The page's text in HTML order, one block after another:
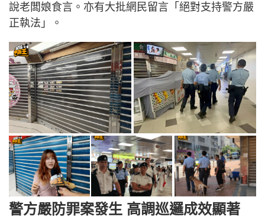
說老闆娘食言。亦有大批網民留言「絕對支持警方嚴
正執法」。
警方嚴防罪案發生 高調巡邏成效顯著